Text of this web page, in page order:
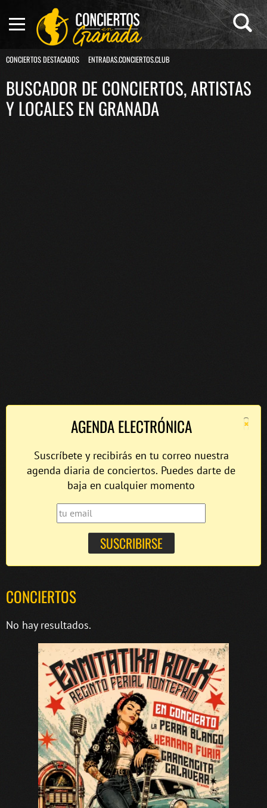
CONCIERTOS DESTACADOS ENTRADAS.CONCIERTOS.CLUB
BUSCADOR DE CONCIERTOS, ARTISTAS
Y LOCALES EN GRANADA
×
AGENDA ELECTRÓNICA
Suscríbete y recibirás en tu correo nuestra
agenda diaria de conciertos. Puedes darte de
baja en cualquier momento
CONCIERTOS
No hay resultados.